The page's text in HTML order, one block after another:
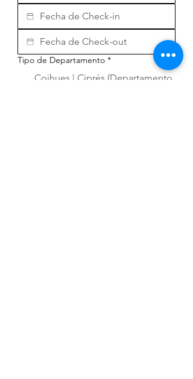
Tipo de Departamento *
Coihues | Ciprés (Departamento